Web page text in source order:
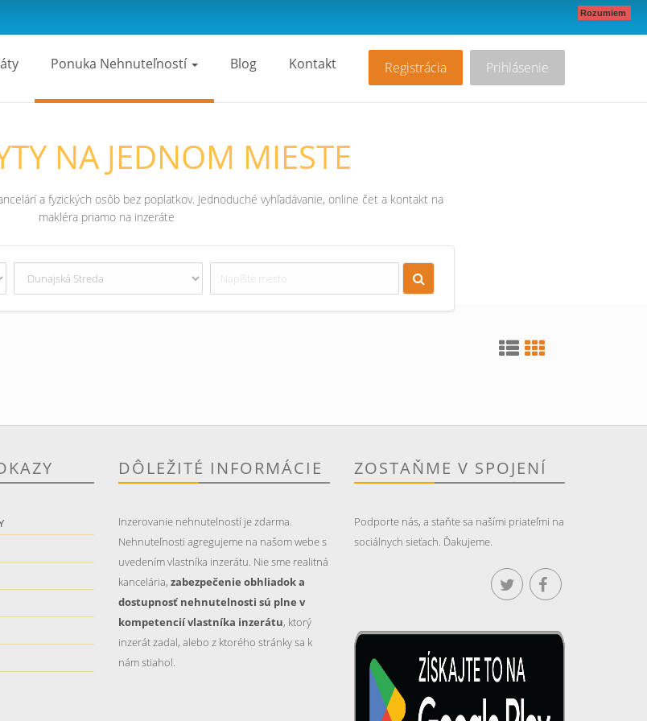
Rozumiem
Registrácia Prihlásenie
Ponuka Nehnuteľností Blog Kontakt
NA JEDNOM MIESTE
a fyzických osôb bez poplatkov. Jednoduché vyhľadávanie, online čet a kontakt na
makléra priamo na inzeráte
DÔLEŽITÉ INFORMÁCIE
Inzerovanie nehnutelností je zdarma.
Nehnuteľnosti agregujeme na našom webe s
uvedením vlastníka inzerátu. Nie sme realitná
kancelária, zabezpečenie obhliadok a
dostupnosť nehnutelnosti sú plne v
kompetencií vlastníka inzerátu, ktorý
inzerát zadal, alebo z ktorého stránky sa k
nám stiahol.
ZOSTAŇME V SPOJENÍ
Podporte nás, a staňte sa našími priateľmi na
sociálnych sieťach. Ďakujeme.